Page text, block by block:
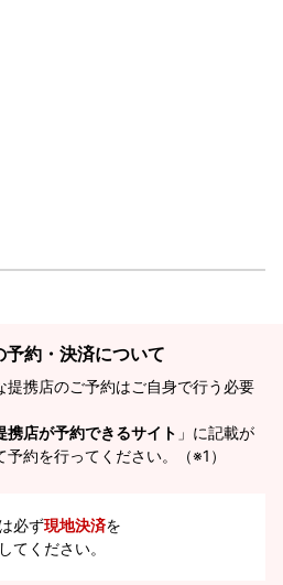
予約・決済について
提携店のご予約はご自身で行う必要
携店が予約できるサイト 」に記載が
約を行ってください。（※1）
必ず現地決済を
てください。